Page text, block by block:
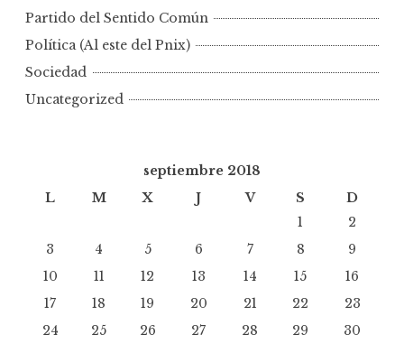
Partido del Sentido Común
Política (Al este del Pnix)
Sociedad
Uncategorized
septiembre 2018
L
M X J V S
D
1
2
3
4 5 6 7 8
9
10
11 12 13 14 15
16
17
18 19 20 21 22
23
24
25 26 27 28 29 30